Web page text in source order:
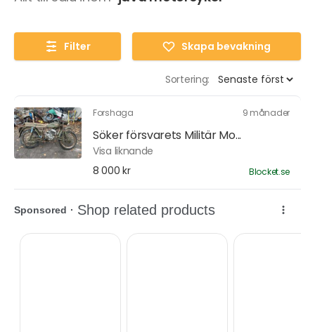
Filter Skapa bevakning
Sortering:
Forshaga 9 månader
Söker försvarets Militär Mo...
Visa liknande
8 000 kr
Blocket.se